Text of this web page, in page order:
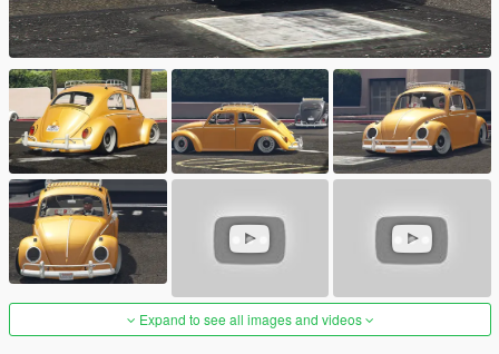
Expand to see all images and videos